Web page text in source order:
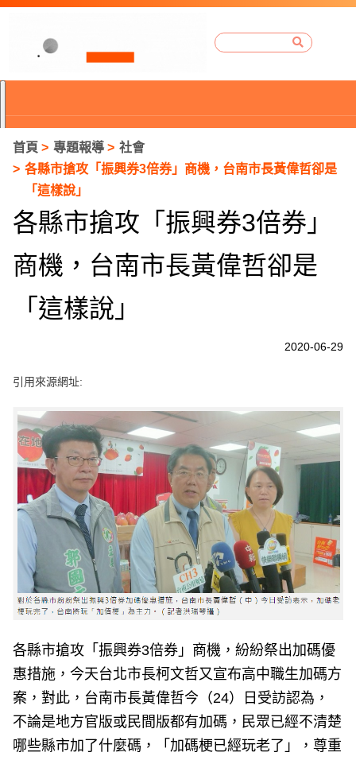
首頁 專題報導
社會
各縣市搶攻「振興券3倍券」商機，台南市長黃偉哲卻是
「這樣說」
各縣市搶攻「振興券3倍券」
商機，台南市長黃偉哲卻是
「這樣說」
2020-06-29
引用來源網址:
各縣市搶攻「振興券3倍券」商機，紛紛祭出加碼優
惠措施，今天台北市長柯文哲又宣布高中職生加碼方
案，對此，台南市長黃偉哲今（24）日受訪認為，
不論是地方官版或民間版都有加碼，民眾已經不清楚
哪些縣市加了什麼碼，「加碼梗已經玩老了」，尊重